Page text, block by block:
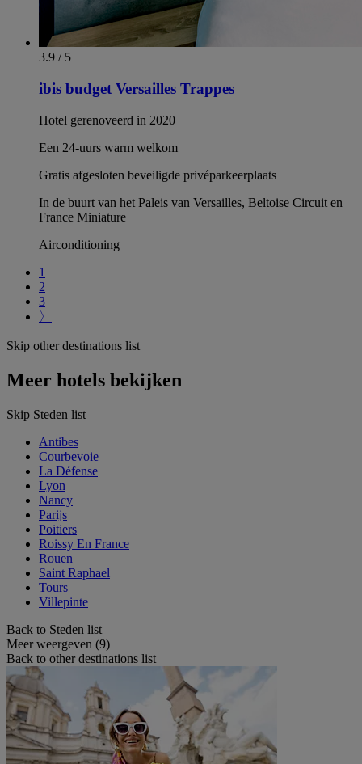
3.9 / 5
ibis budget Versailles Trappes
Hotel gerenoveerd in 2020
Een 24-uurs warm welkom
Gratis afgesloten beveiligde privéparkeerplaats
In de buurt van het Paleis van Versailles, Beltoise Circuit en
France Miniature
Airconditioning
1
2
3
〉
Skip other destinations list
Meer hotels bekijken
Skip Steden list
Antibes
Courbevoie
La Défense
Lyon
Nancy
Parijs
Poitiers
Roissy En France
Rouen
Saint Raphael
Tours
Villepinte
Back to Steden list
Meer weergeven (9)
Back to other destinations list